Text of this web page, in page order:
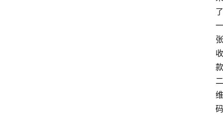
了
一
张
收
款
二
维
码